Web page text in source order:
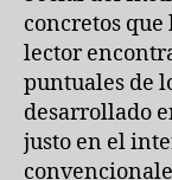
concretos que
lector
puntuales de
desarrollado
justo en el